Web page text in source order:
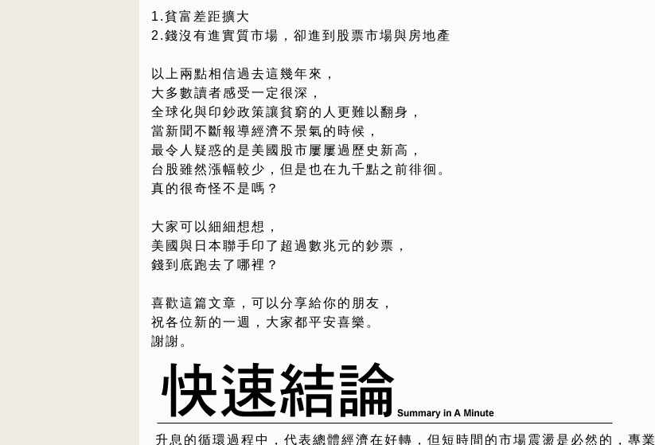
1.貧富差距擴大
2.錢沒有進實質市場，卻進到股票市場與房地產
以上兩點相信過去這幾年來，
大多數讀者感受一定很深，
全球化與印鈔政策讓貧窮的人更難以翻身，
當新聞不斷報導經濟不景氣的時候，
最令人疑惑的是美國股市屢屢過歷史新高，
台股雖然漲幅較少，但是也在九千點之前徘徊。
真的很奇怪不是嗎？
大家可以細細想想，
美國與日本聯手印了超過數兆元的鈔票，
錢到底跑去了哪裡？
喜歡這篇文章，可以分享給你的朋友，
祝各位新的一週，大家都平安喜樂。
謝謝。
升息的循環過程中，代表總體經濟在好轉，但短時間的市場震盪是必然的，專業